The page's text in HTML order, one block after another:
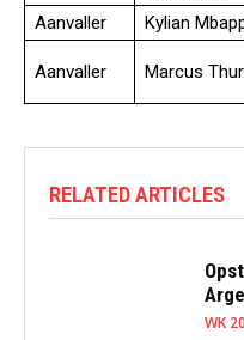
Aanvaller Kylian
Aanvaller Marcus
RELATED ARTICLES
WK